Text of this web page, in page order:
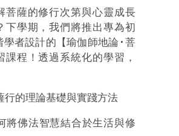
菩薩的修行次第與心靈成長
下學期，我們將推出專為初
學者設計的【瑜伽師地論 ⬝ 菩
課程！透過系統化的學習，
行的理論基礎與實踐方法
將佛法智慧結合於生活與修